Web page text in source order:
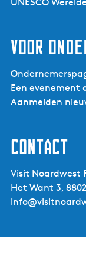
Voor
Een evenement
Aanmelden
Contact
Visit Noardwest
Het Want 3,